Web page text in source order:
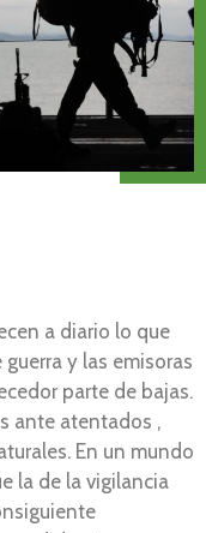
a diario lo que
y las emisoras
parte de bajas.
ante atentados ,
En un mundo
la de la vigilancia